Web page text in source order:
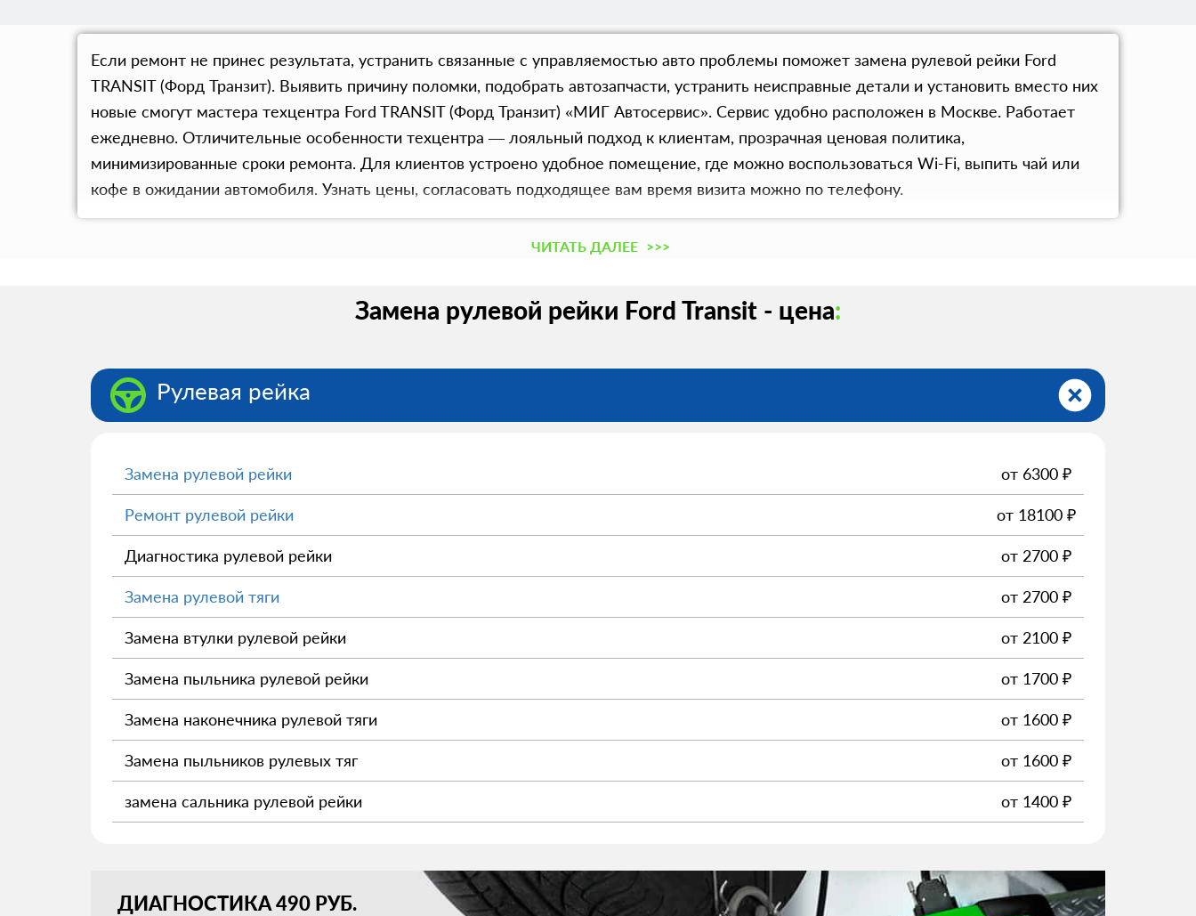
Если ремонт не принес результата, устранить связанные с управляемостью авто проблемы поможет замена рулевой рейки Ford
TRANSIT (Форд Транзит). Выявить причину поломки, подобрать автозапчасти, устранить неисправные детали и установить вместо них
новые смогут мастера техцентра Ford TRANSIT (Форд Транзит) «МИГ Автосервис». Сервис удобно расположен в Москве. Работает
ежедневно. Отличительные особенности техцентра — лояльный подход к клиентам, прозрачная ценовая политика,
минимизированные сроки ремонта. Для клиентов устроено удобное помещение, где можно воспользоваться Wi-Fi, выпить чай или
кофе в ожидании автомобиля. Узнать цены, согласовать подходящее вам время визита можно по телефону.
ЧИТАТЬ ДАЛЕЕ >>>
Замена рулевой рейки Ford Transit - цена:
Рулевая рейка
Замена рулевой рейки от 6300 ₽
Ремонт рулевой рейки от 18100 ₽
Диагностика рулевой рейки от 2700 ₽
Замена рулевой тяги от 2700 ₽
Замена втулки рулевой рейки от 2100 ₽
Замена пыльника рулевой рейки от 1700 ₽
Замена наконечника рулевой тяги от 1600 ₽
Замена пыльников рулевых тяг от 1600 ₽
замена сальника рулевой рейки от 1400 ₽
ДИАГНОСТИКА 490 РУБ.